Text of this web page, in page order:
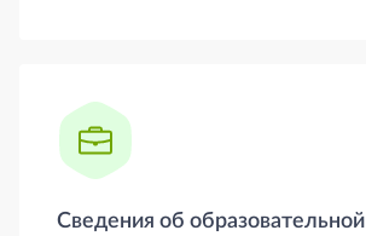
Сведения об образовательной